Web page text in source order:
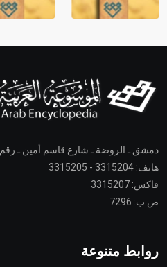
دمشق ـ الروضة ـ شارع قاسم أمين ـ رقم 39
هاتف: 3315204 - 3315205
فاكس: 3315207
ص.ب: 7296
روابط متنوعة